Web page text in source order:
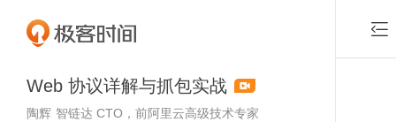
Web 协议详解与抓包实战
陶辉 智链达 CTO，前阿里云高级技术专家
